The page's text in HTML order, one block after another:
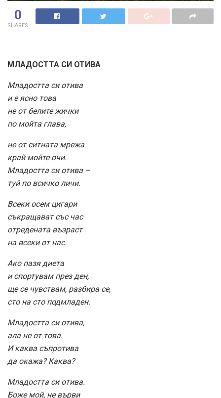
0
SHARES
МЛАДОСТТА СИ ОТИВА
Младостта си отива
и е ясно това
не от белите жички
по мойта глава,
не от ситната мрежа
край мойте очи.
Младостта си отива –
туй по всичко личи.
Всеки осем цигари
съкращават със час
отредената възраст
на всеки от нас.
Ако пазя диета
и спортувам през ден,
ще се чувствам, разбира се,
сто на сто подмладен.
Младостта си отива,
ала не от това.
И каква съпротива
да окажа? Каква?
Младостта си отива.
Боже мой, не върви